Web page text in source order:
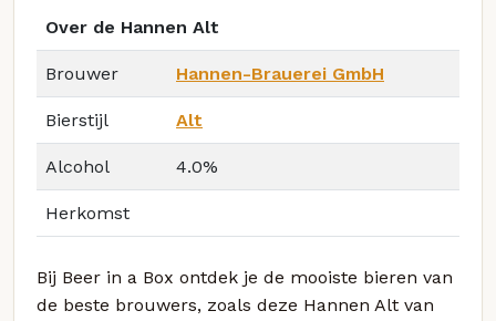
Over de Hannen Alt
Brouwer Hannen-Brauerei GmbH
Bierstijl Alt
Alcohol 4.0%
Herkomst
Bij Beer in a Box ontdek je de mooiste bieren van
de beste brouwers, zoals deze Hannen Alt van